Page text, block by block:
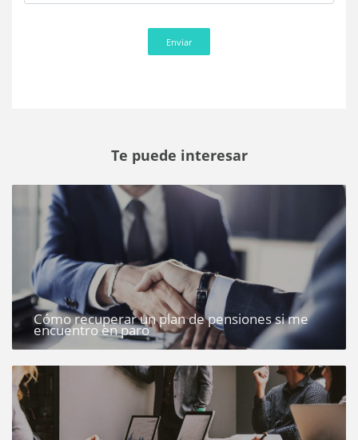
Enviar
Te puede interesar
Cómo recuperar un plan de pensiones si me
encuentro en paro